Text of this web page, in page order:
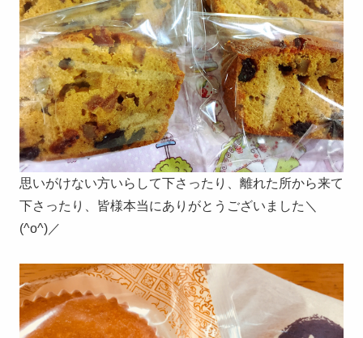
思いがけない方いらして下さったり、離れた所から来て
下さったり、皆様本当にありがとうございました＼
(^o^)／